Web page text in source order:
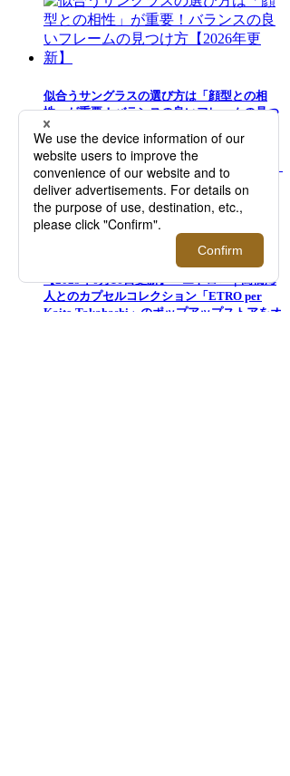
似合うサングラスの選び方は「顔型との相
性」が重要！バランスの良いフレームの見つ
け方【2026年更新】
【2025年6月16日更新】＜エトロ＞｜髙橋海
人とのカプセルコレクション「ETRO per
Kaito Takahashi」のポップアップストアをオ